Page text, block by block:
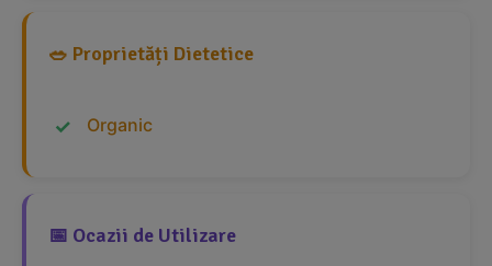
🥗 Proprietăți Dietetice
Organic
📅 Ocazii de Utilizare